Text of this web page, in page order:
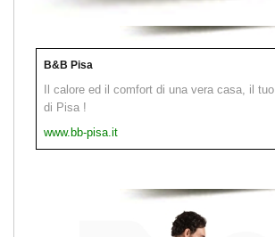
B&B Pisa
Il calore ed il comfort di una vera casa, il
di Pisa !
www.bb-pisa.it